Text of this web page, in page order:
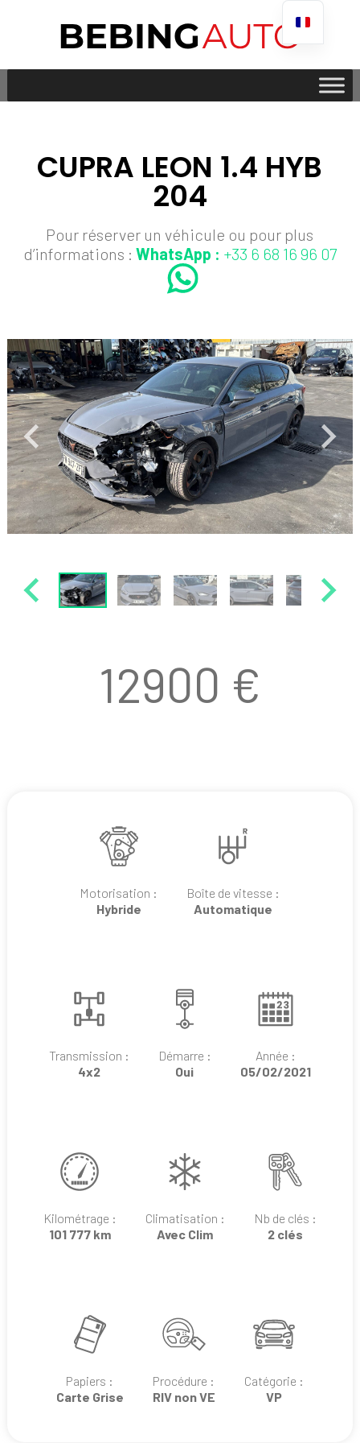
CUPRA LEON 1.4 HYB
204
Pour réserver un véhicule ou pour plus
d’informations : WhatsApp : +33 6 68 16 96 07
12900 €
Motorisation :
Hybride
Boîte de vitesse :
Automatique
Transmission :
4x2
Démarre :
Oui
Année :
05/02/2021
Kilométrage :
101 777 km
Climatisation :
Avec Clim
Nb de clés :
2 clés
Papiers :
Carte Grise
Procédure :
RIV non VE
Catégorie :
VP